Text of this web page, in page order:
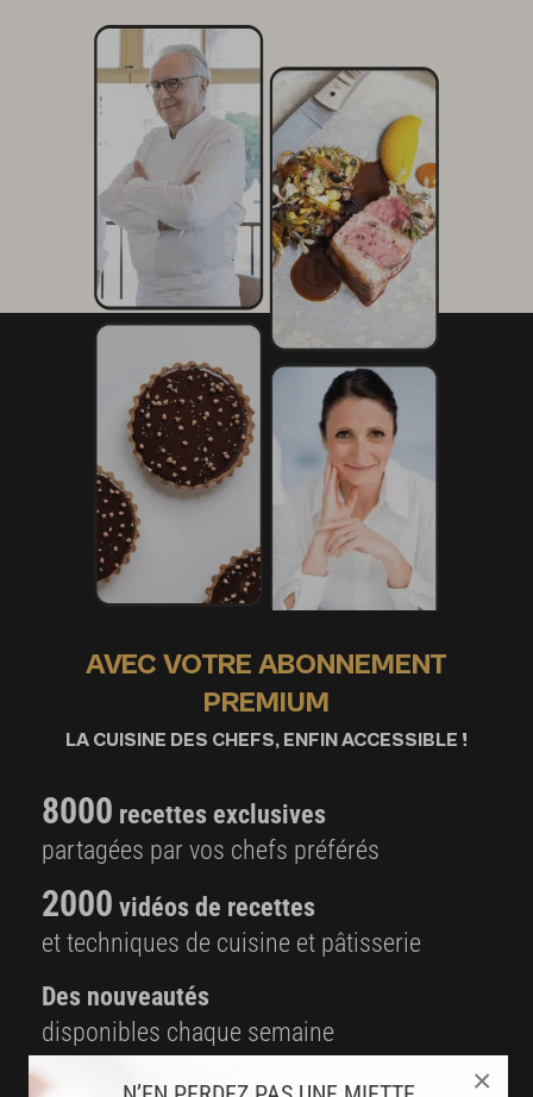
×
AVEC VOTRE ABONNEMENT
PREMIUM
LA CUISINE DES CHEFS, ENFIN ACCESSIBLE !
8000 recettes exclusives
partagées par vos chefs préférés
2000 vidéos de recettes
et techniques de cuisine et pâtisserie
Des nouveautés
disponibles chaque semaine
Stop pub